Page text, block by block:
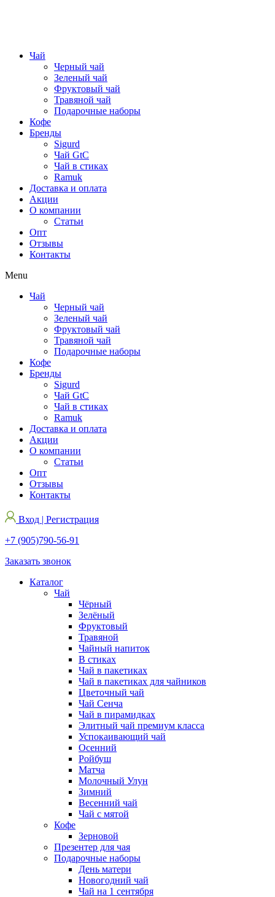
Чай
Черный чай
Зеленый чай
Фруктовый чай
Травяной чай
Подарочные наборы
Кофе
Бренды
Sigurd
Чай GtC
Чай в стиках
Ramuk
Доставка и оплата
Акции
О компании
Статьи
Опт
Отзывы
Контакты
Menu
Чай
Черный чай
Зеленый чай
Фруктовый чай
Травяной чай
Подарочные наборы
Кофе
Бренды
Sigurd
Чай GtC
Чай в стиках
Ramuk
Доставка и оплата
Акции
О компании
Статьи
Опт
Отзывы
Контакты
Вход | Регистрация
+7 (905)790-56-91
Заказать звонок
Каталог
Чай
Чёрный
Зелёный
Фруктовый
Травяной
Чайный напиток
В стиках
Чай в пакетиках
Чай в пакетиках для чайников
Цветочный чай
Чай Сенча
Чай в пирамидках
Элитный чай премиум класса
Успокаивающий чай
Осенний
Ройбуш
Матча
Молочный Улун
Зимний
Весенний чай
Чай с мятой
Кофе
Зерновой
Презентер для чая
Подарочные наборы
День матери
Новогодний чай
Чай на 1 сентября